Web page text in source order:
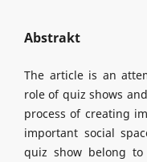
Abstrakt
The article is an
role of quiz shows
process of creating
important social
quiz show belong